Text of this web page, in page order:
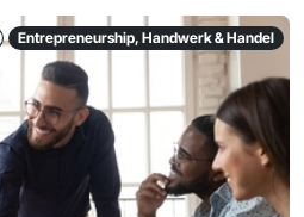
Entrepreneurship, Handwerk & Handel